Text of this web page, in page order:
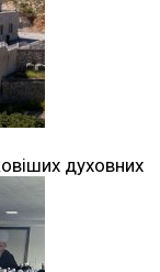
духовних